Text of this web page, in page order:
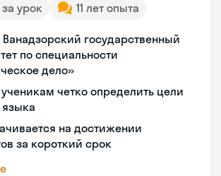
за урок 11 лет опыта
Ванадзорский государственный
по специальности
дело»
четко определить цели
языка
на достижении
за короткий срок